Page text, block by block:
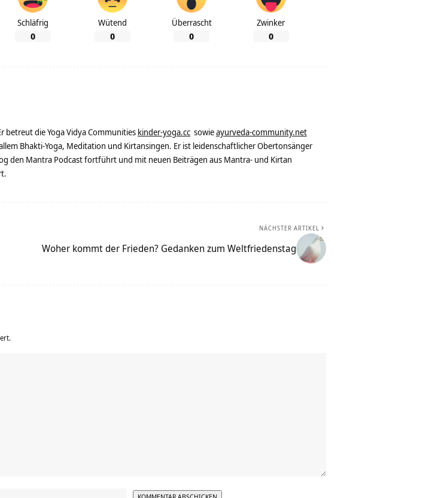
Schläfrig
0
Wütend
0
Überrascht
0
Zwinker
0
betreut die Yoga Vidya Communities kinder-yoga.cc sowieayurveda-community.net
Bhakti-Yoga, Meditation und Kirtansingen. Er ist leidenschaftlicher Obertonsänger
den Mantra Podcast fortführt und mit neuen Beiträgen aus Mantra- und Kirtan
NÄCHSTER ARTIKEL
Woher kommt der Frieden? Gedanken zum Weltfriedenstag